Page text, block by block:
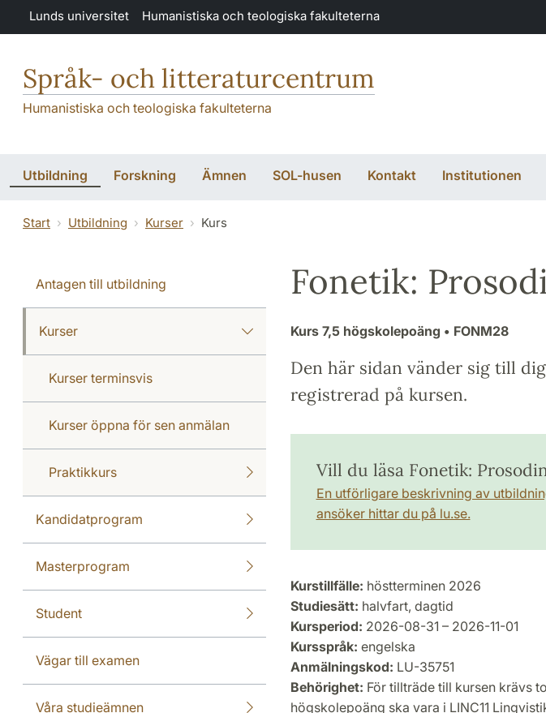
Hoppa till huvudinnehåll
Lunds universitet Humanistiska och teologiska fakulteterna
Språk- och litteraturcentrum
Humanistiska och teologiska fakulteterna
Utbildning Forskning Ämnen SOL-husen Kontakt Institutionen
Start Utbildning Kurser Kurs
Antagen till utbildning
Kurser
Kurser terminsvis
Kurser öppna för sen anmälan
Praktikkurs
Kandidatprogram
Masterprogram
Student
Vägar till examen
Våra studieämnen
Fonetik:
Kurs 7,5 högskolepoäng • FONM28
Den här sidan vänder sig till
registrerad på kursen.
Vill du läsa Fonetik:
En utförligare beskrivning av
ansöker hittar du på lu.se.
Kurstillfälle: höstterminen 2026
Studiesätt: halvfart, dagtid
Kursperiod: 2026-08-31 – 2026-11-01
Kursspråk: engelska
Anmälningskod: LU-35751
Behörighet: För tillträde till kursen krävs
högskolepoäng ska vara i LINC11